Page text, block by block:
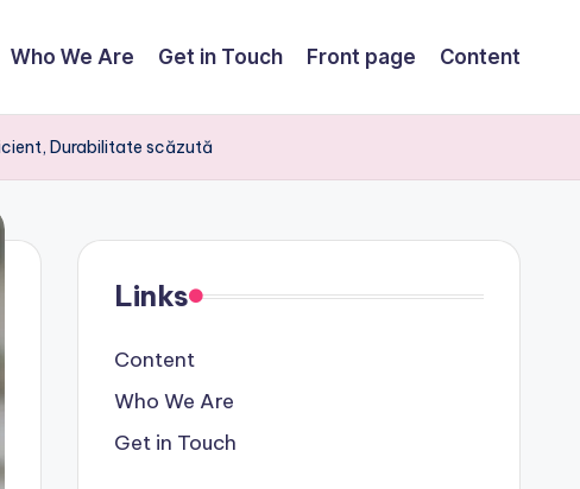
Who We Are Get in Touch Front page Content
Durabilitate scăzută
Links
Content
Who We Are
Get in Touch